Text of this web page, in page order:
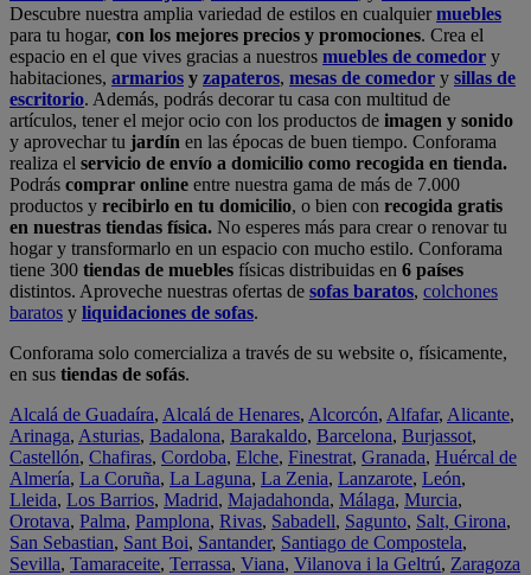
Descubre nuestra amplia variedad de estilos en cualquiermuebles
para tu hogar, con los mejores precios y promociones. Crea el
espacio en el que vives gracias a nuestros muebles de comedor y
habitaciones, armarios y zapateros, mesas de comedor y sillas de
escritorio. Además, podrás decorar tu casa con multitud de
artículos, tener el mejor ocio con los productos de imagen y sonido
y aprovechar tu jardín en las épocas de buen tiempo. Conforama
realiza el servicio de envío a domicilio como recogida en tienda.
Podrás comprar online entre nuestra gama de más de 7.000
productos y recibirlo en tu domicilio, o bien con recogida gratis
en nuestras tiendas física. No esperes más para crear o renovar tu
hogar y transformarlo en un espacio con mucho estilo. Conforama
tiene 300 tiendas de muebles físicas distribuidas en 6 países
distintos. Aproveche nuestras ofertas de sofas baratos, colchones
baratos y liquidaciones de sofas.
Conforama solo comercializa a través de su website o, físicamente,
en sus tiendas de sofás.
Alcalá de Guadaíra, Alcalá de Henares, Alcorcón, Alfafar, Alicante,
Arinaga, Asturias, Badalona, Barakaldo, Barcelona, Burjassot,
Castellón, Chafiras, Cordoba, Elche, Finestrat, Granada, Huércal de
Almería, La Coruña, La Laguna, La Zenia, Lanzarote, León,
Lleida, Los Barrios, Madrid, Majadahonda, Málaga, Murcia,
Orotava, Palma, Pamplona, Rivas, Sabadell, Sagunto, Salt, Girona,
San Sebastian, Sant Boi, Santander, Santiago de Compostela,
Sevilla, Tamaraceite, Terrassa, Viana, Vilanova i la Geltrú, Zaragoza